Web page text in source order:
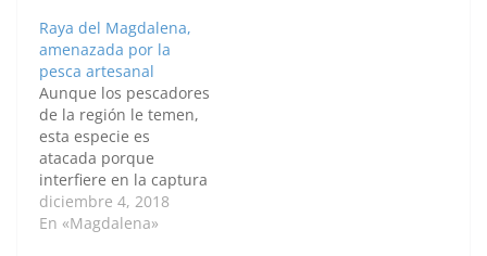
Raya del Magdalena,
amenazada por la
pesca artesanal
Aunque los pescadores
de la región le temen,
esta especie es
atacada porque
interfiere en la captura
de peces de interés
comercial. Es frecuente
diciembre 4, 2018
En «Magdalena»